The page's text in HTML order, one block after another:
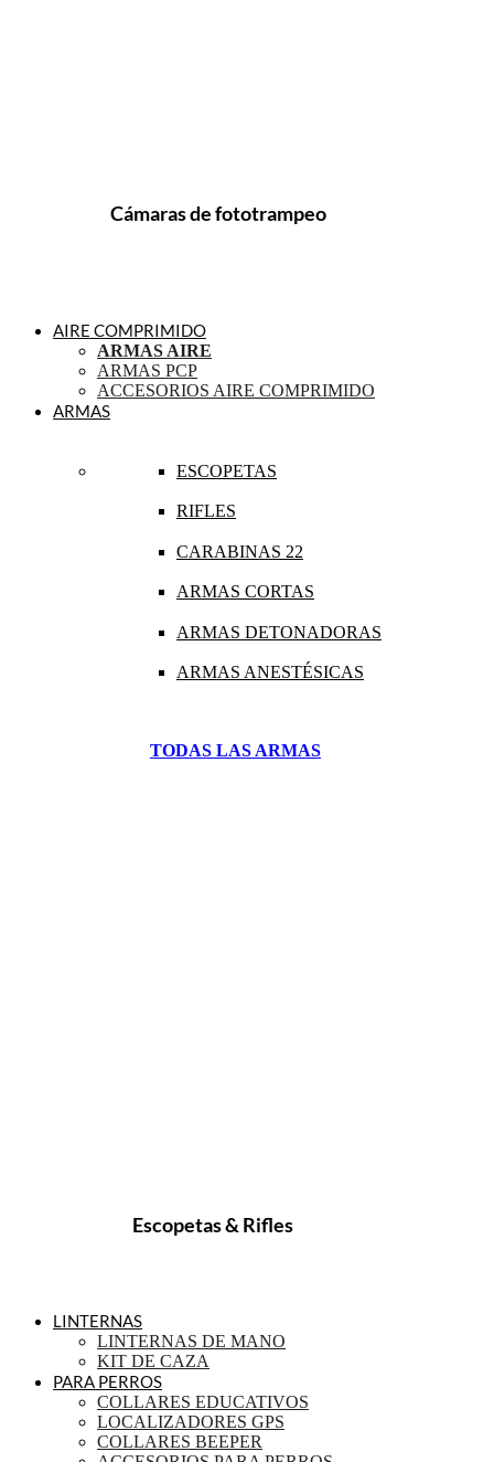
Cámaras de fototrampeo
AIRE COMPRIMIDO
ARMAS AIRE
ARMAS PCP
ACCESORIOS AIRE COMPRIMIDO
ARMAS
ESCOPETAS
RIFLES
CARABINAS 22
ARMAS CORTAS
ARMAS DETONADORAS
ARMAS ANESTÉSICAS
TODAS LAS ARMAS
Escopetas & Rifles
LINTERNAS
LINTERNAS DE MANO
KIT DE CAZA
PARA PERROS
COLLARES EDUCATIVOS
LOCALIZADORES GPS
COLLARES BEEPER